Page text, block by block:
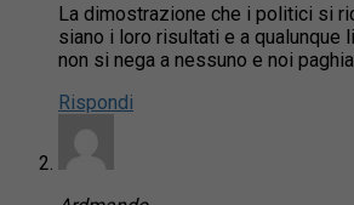
La dimostrazione che i politici si
siano i loro risultati e a qualunque
non si nega a nessuno e noi
Rispondi